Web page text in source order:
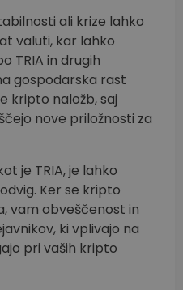
ali krize lahko
valuti, kar lahko
TRIA in drugih
gospodarska rast
kripto naložb, saj
nove priložnosti za
je TRIA, je lahko
Ker se kripto
vam obveščenost in
ki vplivajo na
pri vaših kripto